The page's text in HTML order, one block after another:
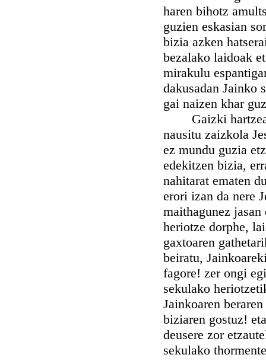
haren bihotz
guzien eskasian
bizia azken
bezalako laidoak
mirakulu
dakusadan Jainko
gai naizen khar
Gaizki hartzea
nausitu zaizkola
ez mundu guzia
edekitzen bizia,
nahitarat ematen
erori izan da nere
maithagunez
heriotze dorphe,
gaxtoaren
beiratu,
fagore! zer ongi
sekulako
Jainkoaren
biziaren gostuz!
deusere zor
sekulako